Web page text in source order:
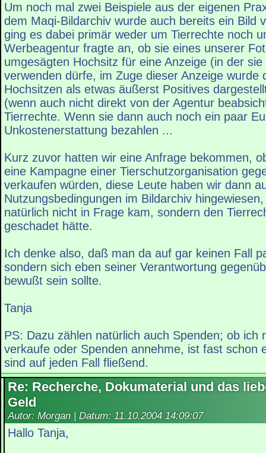
Um noch mal zwei Beispiele aus der eigenen
dem Maqi-Bildarchiv wurde auch bereits ein Bild
ging es dabei primär weder um Tierrechte noch
Werbeagentur fragte an, ob sie eines unserer
umgesägten Hochsitz für eine Anzeige (in der
verwenden dürfe, im Zuge dieser Anzeige wurde
Hochsitzen als etwas äußerst Positives
(wenn auch nicht direkt von der Agentur
Tierrechte. Wenn sie dann auch noch ein paar
Unkostenerstattung bezahlen ...
Kurz zuvor hatten wir eine Anfrage bekommen,
eine Kampagne einer Tierschutzorganisation
verkaufen würden, diese Leute haben wir dann
Nutzungsbedingungen im Bildarchiv
natürlich nicht in Frage kam, sondern den
geschadet hätte.
Ich denke also, daß man da auf gar keinen Fall
sondern sich eben seiner Verantwortung
bewußt sein sollte.
Tanja
PS: Dazu zählen natürlich auch Spenden; ob ich
verkaufe oder Spenden annehme, ist fast schon
sind auf jeden Fall fließend.
Re: Recherche, Dokumaterial und das
Geld
Autor: Morgan | Datum: 11.10.2004 14:09:07
Hallo Tanja,